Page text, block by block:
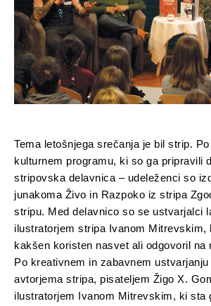
Tema letošnjega srečanja je bil strip.
kulturnem programu, ki so ga pripravili
stripovska delavnica – udeleženci so
junakoma Živo in Razpoko iz stripa
stripu. Med delavnico so se ustvarjalci
ilustratorjem stripa Ivanom Mitrevskim,
kakšen koristen nasvet ali odgovoril na
Po kreativnem in zabavnem
avtorjema stripa, pisateljem Žigo X.
ilustratorjem Ivanom Mitrevskim, ki sta